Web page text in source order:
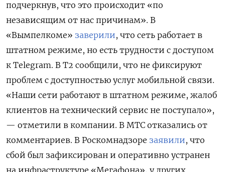
подчеркнув, что это происходит «по
независящим от нас причинам». В
«Вымпелкоме» заверили, что сеть работает в
штатном режиме, но есть трудности с доступом
к Telegram. В Т2 сообщили, что не фиксируют
проблем с доступностью услуг мобильной связи.
«Наши сети работают в штатном режиме, жалоб
клиентов на технический сервис не поступало»,
— отметили в компании. В МТС отказались от
комментариев. В Роскомнадзоре заявили, что
сбой был зафиксирован и оперативно устранен